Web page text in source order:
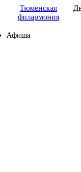
Тюменская
филармония
Афиша